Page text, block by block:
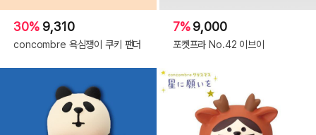
30% 9,310
concombre 욕심쟁이 쿠키 팬더
7%9,000
포켓프라 No.42 이브이